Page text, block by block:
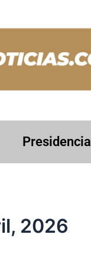
Presidencia
2026